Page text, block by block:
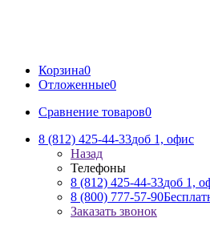
Корзина0
Отложенные0
Сравнение товаров0
8 (812) 425-44-33доб 1, офис
Назад
Телефоны
8 (812) 425-44-33доб 1,
8 (800) 777-57-90
Заказать звонок